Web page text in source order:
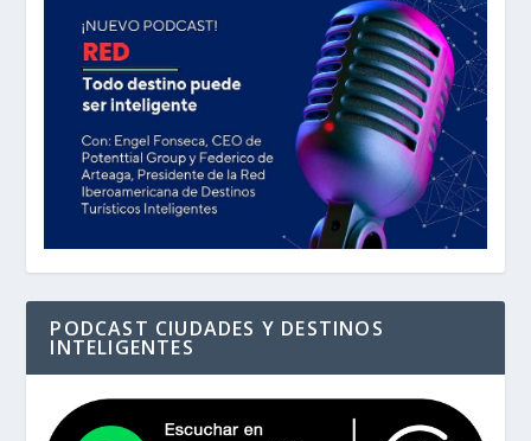
PODCAST CIUDADES Y DESTINOS
INTELIGENTES